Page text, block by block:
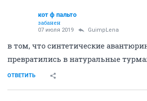
кот ф пальто
забанен
07 июля 2019 GuimpLena
в том, что синтетические
превратились в натуральные
ОТВЕТИТЬ